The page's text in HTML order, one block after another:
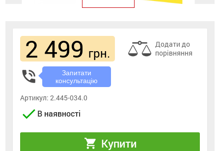
2 499 грн.
Додати до
порівняння
phone_in_talk
Запитати
консультацію
Артикул:2.445-034.0
check В наявності
shopping_cart Купити